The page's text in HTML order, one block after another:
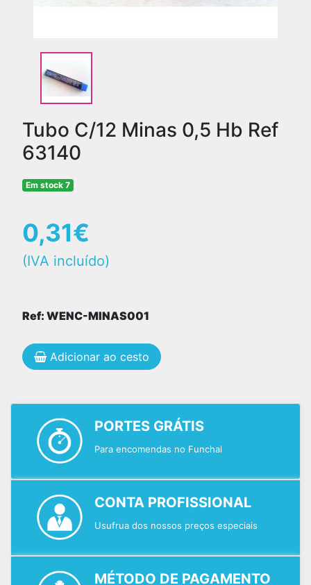
Tubo C/12 Minas 0,5 Hb Ref
63140
Em stock 7
0,31€
(IVA incluído)
Ref: WENC-MINAS001
Adicionar ao cesto
PORTES GRÁTIS
Para encomendas no Funchal
CONTA PROFISSIONAL
Usufrua dos nossos preços especiais
MÉTODO DE PAGAMENTO